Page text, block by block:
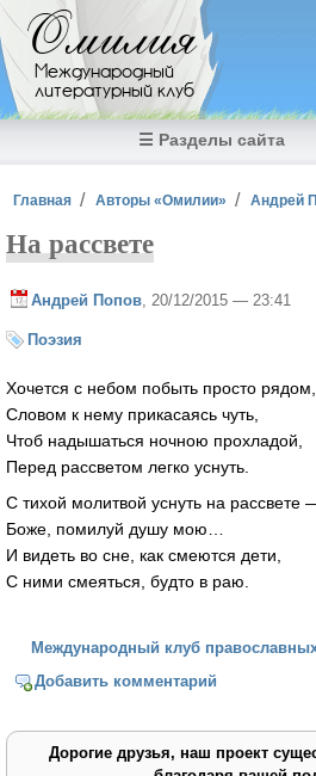
Перейти к основному содержанию
Омилия
Международный
литературный клуб
☰ Разделы сайта
Вы здесь
Главная Авторы «Омилии» Андрей
На рассвете
Андрей Попов , 20/12/2015 — 23:41
Поэзия
Хочется с небом побыть просто рядом,
Словом к нему прикасаясь чуть,
Чтоб надышаться ночною прохладой,
Перед рассветом легко уснуть.
С тихой молитвой уснуть на рассвете
Боже, помилуй душу мою…
И видеть во сне, как смеются дети,
С ними смеяться, будто в раю.
Международный клуб
Добавить комментарий
Дорогие друзья, наш проект